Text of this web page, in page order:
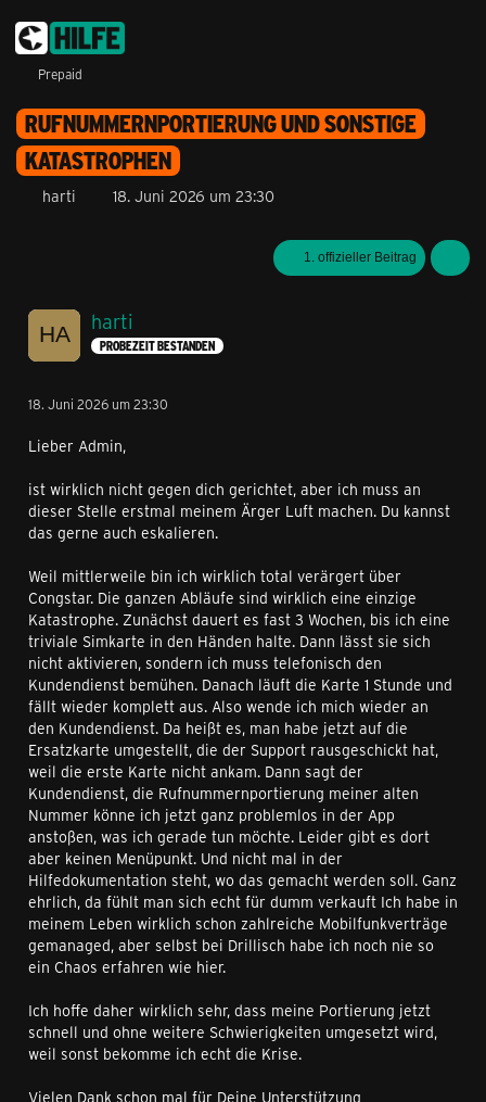
Prepaid
RUFNUMMERNPORTIERUNG UND SONSTIGE
KATASTROPHEN
harti 18. Juni 2026 um 23:30
1. offizieller Beitrag
harti
PROBEZEIT BESTANDEN
18. Juni 2026 um 23:30
Lieber Admin,
ist wirklich nicht gegen dich gerichtet, aber ich muss an
dieser Stelle erstmal meinem Ärger Luft machen. Du kannst
das gerne auch eskalieren.
Weil mittlerweile bin ich wirklich total verärgert über
Congstar. Die ganzen Abläufe sind wirklich eine einzige
Katastrophe. Zunächst dauert es fast 3 Wochen, bis ich eine
triviale Simkarte in den Händen halte. Dann lässt sie sich
nicht aktivieren, sondern ich muss telefonisch den
Kundendienst bemühen. Danach läuft die Karte 1 Stunde und
fällt wieder komplett aus. Also wende ich mich wieder an
den Kundendienst. Da heißt es, man habe jetzt auf die
Ersatzkarte umgestellt, die der Support rausgeschickt hat,
weil die erste Karte nicht ankam. Dann sagt der
Kundendienst, die Rufnummernportierung meiner alten
Nummer könne ich jetzt ganz problemlos in der App
anstoßen, was ich gerade tun möchte. Leider gibt es dort
aber keinen Menüpunkt. Und nicht mal in der
Hilfedokumentation steht, wo das gemacht werden soll. Ganz
ehrlich, da fühlt man sich echt für dumm verkauft Ich habe in
meinem Leben wirklich schon zahlreiche Mobilfunkverträge
gemanaged, aber selbst bei Drillisch habe ich noch nie so
ein Chaos erfahren wie hier.
Ich hoffe daher wirklich sehr, dass meine Portierung jetzt
schnell und ohne weitere Schwierigkeiten umgesetzt wird,
weil sonst bekomme ich echt die Krise.
Vielen Dank schon mal für Deine Unterstützung